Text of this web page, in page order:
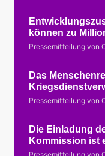
können zu
Pressemitteilung von
Das
Pressemitteilung von
Die Einladung
Kommission ist